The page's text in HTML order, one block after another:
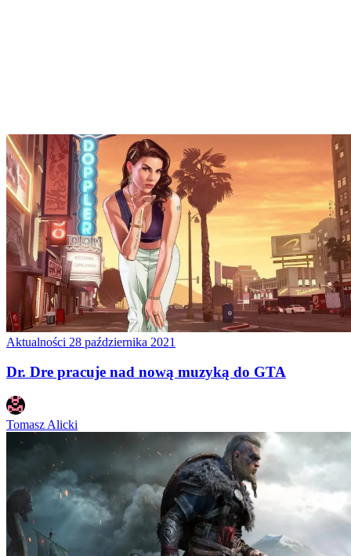
Aktualności 28 października 2021
Dr. Dre pracuje nad nową muzyką do GTA
Tomasz Alicki